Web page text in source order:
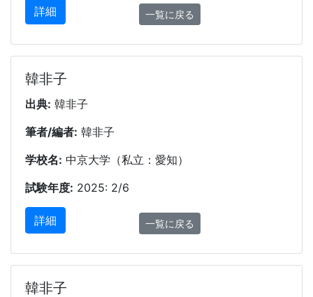
詳細 一覧に戻る
韓非子
出典: 韓非子
筆者/編者: 韓非子
学校名: 中京大学（私立：愛知）
試験年度: 2025: 2/6
詳細 一覧に戻る
韓非子